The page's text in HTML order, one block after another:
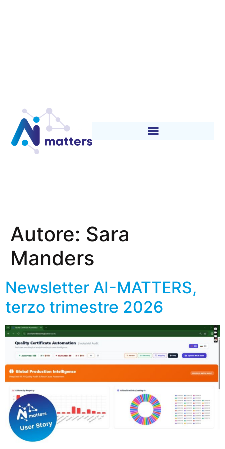
Autore: Sara
Manders
Newsletter AI-MATTERS,
terzo trimestre 2026